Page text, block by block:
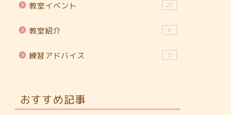
教室イベント 25
教室紹介 6
練習アドバイス 5
おすすめ記事